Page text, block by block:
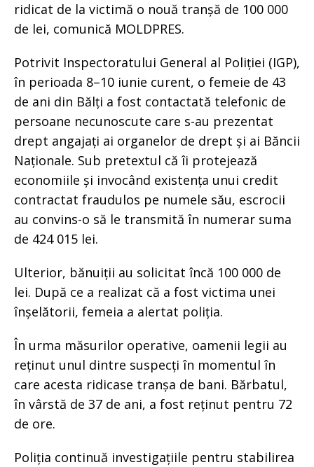
ridicat de la victimă o nouă tranșă de 100 000
de lei, comunică MOLDPRES.
Potrivit Inspectoratului General al Poliției (IGP),
în perioada 8–10 iunie curent, o femeie de 43
de ani din Bălți a fost contactată telefonic de
persoane necunoscute care s-au prezentat
drept angajați ai organelor de drept și ai Băncii
Naționale. Sub pretextul că îi protejează
economiile și invocând existența unui credit
contractat fraudulos pe numele său, escrocii
au convins-o să le transmită în numerar suma
de 424 015 lei.
Ulterior, bănuiții au solicitat încă 100 000 de
lei. După ce a realizat că a fost victima unei
înșelătorii, femeia a alertat poliția.
În urma măsurilor operative, oamenii legii au
reținut unul dintre suspecți în momentul în
care acesta ridicase tranșa de bani. Bărbatul,
în vârstă de 37 de ani, a fost reținut pentru 72
de ore.
Poliția continuă investigațiile pentru stabilirea